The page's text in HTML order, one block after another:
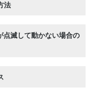
法
点滅して動かない場合の